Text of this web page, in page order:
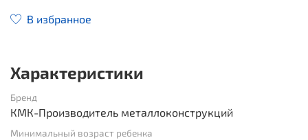
В избранное
Характеристики
Бренд
КМК-Производитель металлоконструкций
Минимальный возраст ребенка